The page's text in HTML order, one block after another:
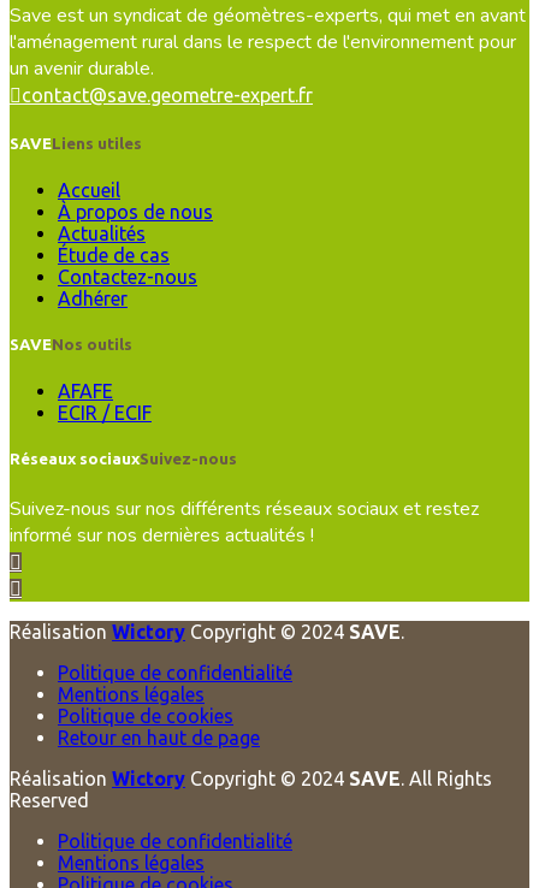
Save est un syndicat de géomètres-experts, qui met en avant
l'aménagement rural dans le respect de l'environnement pour
un avenir durable.
contact@save.geometre-expert.fr
SAVELiens utiles
Accueil
À propos de nous
Actualités
Étude de cas
Contactez-nous
Adhérer
SAVENos outils
AFAFE
ECIR / ECIF
Réseaux sociauxSuivez-nous
Suivez-nous sur nos différents réseaux sociaux et restez
informé sur nos dernières actualités !
Réalisation Wictory Copyright © 2024 SAVE.
Politique de confidentialité
Mentions légales
Politique de cookies
Retour en haut de page
Réalisation Wictory Copyright © 2024 SAVE. All Rights
Reserved
Politique de confidentialité
Mentions légales